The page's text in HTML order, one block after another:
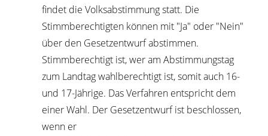
findet die Volksabstimmung statt. Die
Stimmberechtigten können mit "Ja" oder "Nein"
über den Gesetzentwurf abstimmen.
Stimmberechtigt ist, wer am Abstimmungstag
zum Landtag wahlberechtigt ist, somit auch 16-
und 17-Jährige. Das Verfahren entspricht dem
einer Wahl. Der Gesetzentwurf ist beschlossen,
wenn er